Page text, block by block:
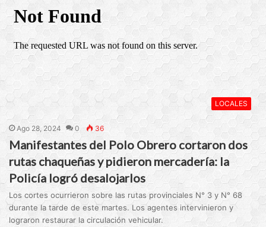
LOCALES
Ago 28, 2024 0 36
Manifestantes del Polo Obrero cortaron dos
rutas chaqueñas y pidieron mercadería: la
Policía logró desalojarlos
Los cortes ocurrieron sobre las rutas provinciales N° 3 y N° 68
durante la tarde de este martes. Los agentes intervinieron y
lograron restaurar la circulación vehicular.